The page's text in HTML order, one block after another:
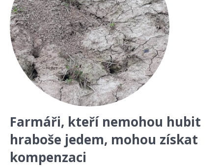
Farmáři, kteří nemohou hubit
hraboše jedem, mohou získat
kompenzaci